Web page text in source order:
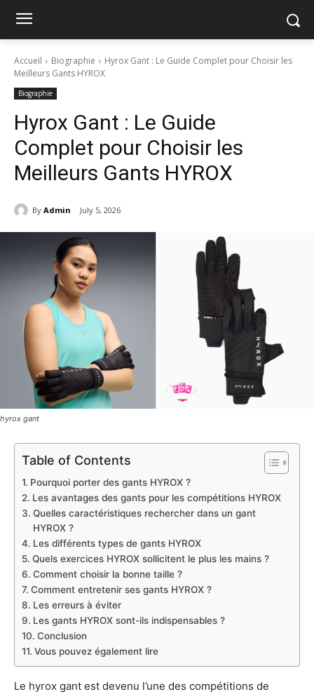
Accueil Biographie
Hyrox Gant : Le Guide Complet pour Choisir les
Meilleurs Gants HYROX
Biographie
Hyrox Gant : Le Guide
Complet pour Choisir les
Meilleurs Gants HYROX
By Admin July 5, 2026
hyrox gant
Table of Contents
Pourquoi porter des gants HYROX ?
Les avantages des gants pour les compétitions HYROX
Quelles caractéristiques rechercher dans un gant
HYROX ?
Les différents types de gants HYROX
Quels exercices HYROX sollicitent le plus les mains ?
Comment choisir la bonne taille ?
Comment entretenir ses gants HYROX ?
Les erreurs à éviter
Les gants HYROX sont-ils indispensables ?
Conclusion
Vous pouvez également lire
Le hyrox gant est devenu l’une des compétitions de